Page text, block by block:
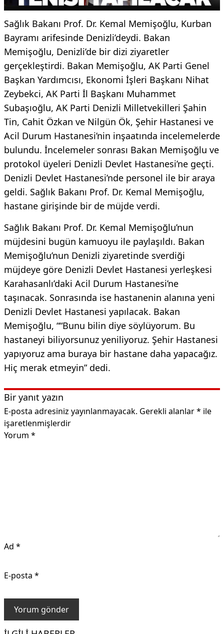
Sağlık Bakanı Prof. Dr. Kemal Memişoğlu, Kurban
Bayramı arifesinde Denizli’deydi. Bakan
Memişoğlu, Denizli’de bir dizi ziyaretler
gerçekleştirdi. Bakan Memişoğlu, AK Parti Genel
Başkan Yardımcısı, Ekonomi İşleri Başkanı Nihat
Zeybekci, AK Parti İl Başkanı Muhammet
Subaşıoğlu, AK Parti Denizli Milletvekilleri Şahin
Tin, Cahit Özkan ve Nilgün Ök, Şehir Hastanesi ve
Acil Durum Hastanesi’nin inşaatında incelemelerde
bulundu. İncelemeler sonrası Bakan Memişoğlu ve
protokol üyeleri Denizli Devlet Hastanesi’ne geçti.
Denizli Devlet Hastanesi’nde personel ile bir araya
geldi. Sağlık Bakanı Prof. Dr. Kemal Memişoğlu,
hastane girişinde bir de müjde verdi.
Sağlık Bakanı Prof. Dr. Kemal Memişoğlu’nun
müjdesini bugün kamuoyu ile paylaşıldı. Bakan
Memişoğlu’nun Denizli ziyaretinde sverdiği
müjdeye göre Denizli Devlet Hastanesi yerleşkesi
Karahasanlı’daki Acil Durum Hastanesi’ne
taşınacak. Sonrasında ise hastanenin alanına yeni
Denizli Devlet Hastanesi yapılacak. Bakan
Memişoğlu, ““Bunu bilin diye söylüyorum. Bu
hastaneyi biliyorsunuz yeniliyoruz. Şehir Hastanesi
yapıyoruz ama buraya bir hastane daha yapacağız.
Hiç merak etmeyin” dedi.
Bir yanıt yazın
E-posta adresiniz yayınlanmayacak. Gerekli alanlar* ile
işaretlenmişlerdir
Yorum *
Ad *
E-posta *